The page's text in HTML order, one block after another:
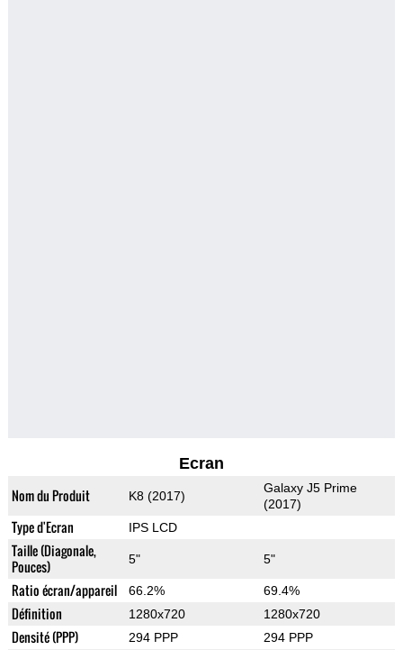
Ecran
Nom du Produit K8 (2017)
Galaxy J5 Prime
(2017)
Type d'Ecran IPS LCD
Taille (Diagonale,
Pouces)
5" 5"
Ratio écran/appareil 66.2% 69.4%
Définition 1280x720 1280x720
Densité (PPP) 294 PPP 294 PPP